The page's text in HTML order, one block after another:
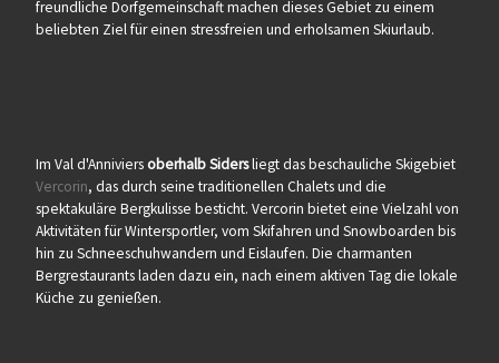
freundliche Dorfgemeinschaft machen dieses Gebiet zu einem
beliebten Ziel für einen stressfreien und erholsamen Skiurlaub.
Im Val d'Anniviersoberhalb Sidersliegt das beschauliche Skigebiet
Vercorin, das durch seine traditionellen Chalets und die
spektakuläre Bergkulisse besticht. Vercorin bietet eine Vielzahl von
Aktivitäten für Wintersportler, vom Skifahren und Snowboarden bis
hin zu Schneeschuhwandern und Eislaufen. Die charmanten
Bergrestaurants laden dazu ein, nach einem aktiven Tag die lokale
Küche zu genießen.